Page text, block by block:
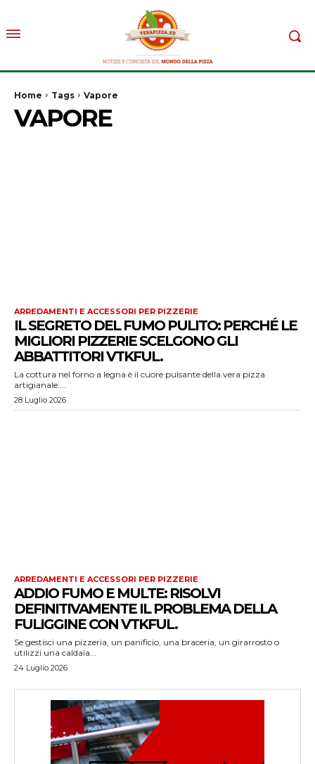
Home Tags Vapore
VAPORE
ARREDAMENTI E ACCESSORI PER PIZZERIE
IL SEGRETO DEL FUMO PULITO: PERCHÉ LE
MIGLIORI PIZZERIE SCELGONO GLI
ABBATTITORI VTKFUL.
La cottura nel forno a legna è il cuore pulsante della vera pizza
artigianale:...
28 Luglio 2026
ARREDAMENTI E ACCESSORI PER PIZZERIE
ADDIO FUMO E MULTE: RISOLVI
DEFINITIVAMENTE IL PROBLEMA DELLA
FULIGGINE CON VTKFUL.
Se gestisci una pizzeria, un panificio, una braceria, un girarrosto o
utilizzi una caldaia...
24 Luglio 2026